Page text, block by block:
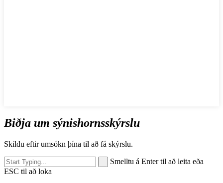
Biðja um sýnishornsskýrslu
Skildu eftir umsókn þína til að fá skýrslu.
Smelltu á Enter til að leita eða
ESC til að loka